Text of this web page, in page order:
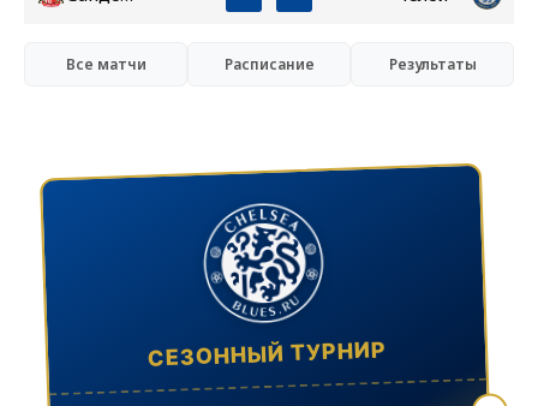
Все матчи Расписание Результаты
СЕЗОННЫЙ ТУРНИР